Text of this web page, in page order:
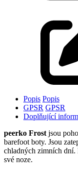
Popis Popis
GPSR GPSR
Doplňující
peerko Frost jsou
barefoot boty. Jsou
chladných zimních
své noze.